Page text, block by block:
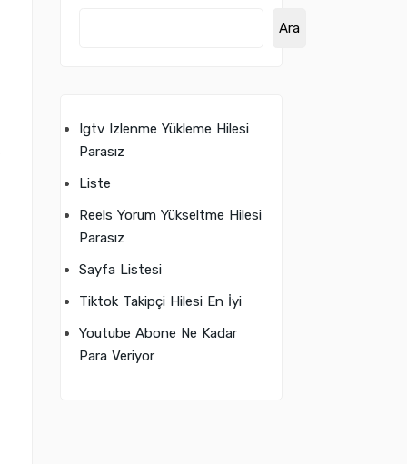
Ara
Igtv Izlenme Yükleme Hilesi
Parasız
Liste
Reels Yorum Yükseltme Hilesi
Parasız
Sayfa Listesi
Tiktok Takipçi Hilesi En İyi
Youtube Abone Ne Kadar
Para Veriyor